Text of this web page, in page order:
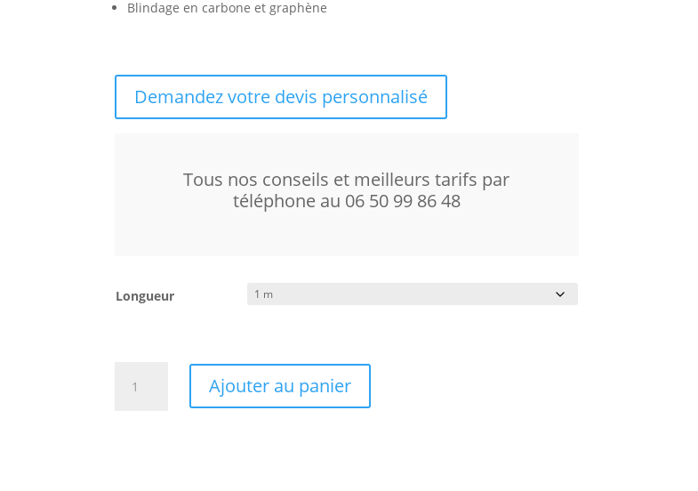
Blindage en carbone et graphène
Demandez votre devis personnalisé
Tous nos conseils et meilleurs tarifs par
téléphone au 06 50 99 86 48
Longueur
Ajouter au panier